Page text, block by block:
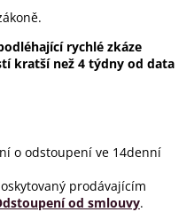
rychlé zkáze
kratší než 4 týdny od data
o odstoupení ve 14denní
prodávajícím
od smlouvy.